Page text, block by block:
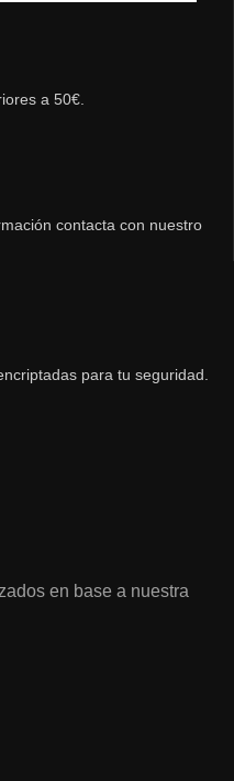
a 50€.
contacta con nuestro
para tu seguridad.
en base a nuestra